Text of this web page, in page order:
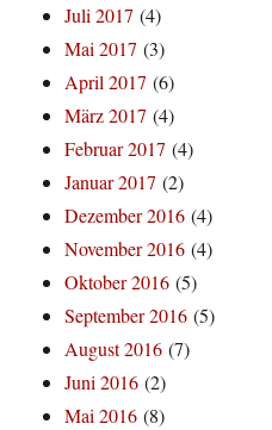
Juli 2017 (4)
Mai 2017 (3)
April 2017 (6)
März 2017 (4)
Februar 2017 (4)
Januar 2017 (2)
Dezember 2016 (4)
November 2016 (4)
Oktober 2016 (5)
September 2016 (5)
August 2016 (7)
Juni 2016 (2)
Mai 2016 (8)